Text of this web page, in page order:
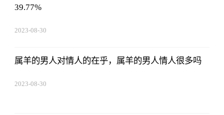
39.77%
2023-08-30
属羊的男人对情人的在乎，属羊的男人情人很多吗
2023-08-30